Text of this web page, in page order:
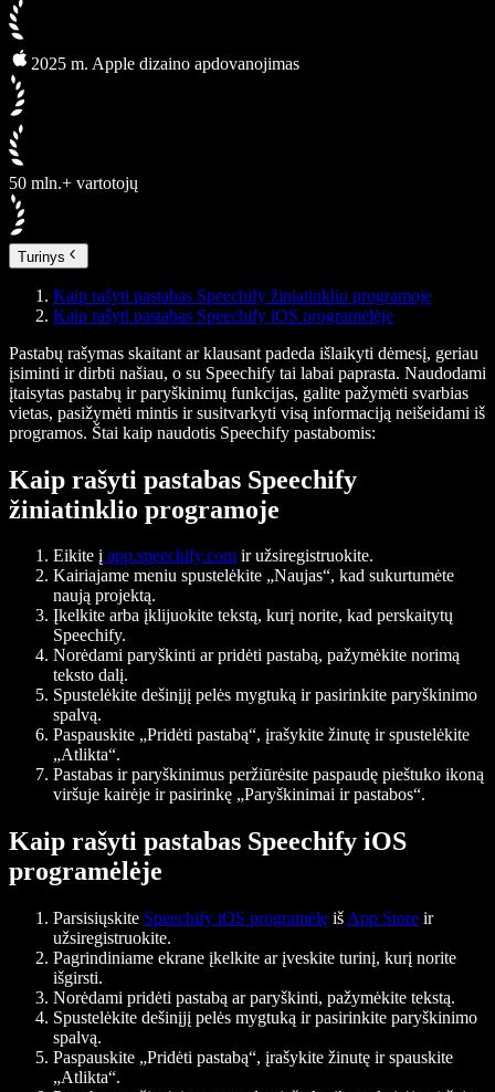
2025 m. Apple dizaino apdovanojimas
50 mln.+ vartotojų
Turinys
Kaip rašyti pastabas Speechify žiniatinklio programoje
Kaip rašyti pastabas Speechify iOS programėlėje
Pastabų rašymas skaitant ar klausant padeda išlaikyti dėmesį, geriau
įsiminti ir dirbti našiau, o su Speechify tai labai paprasta. Naudodami
įtaisytas pastabų ir paryškinimų funkcijas, galite pažymėti svarbias
vietas, pasižymėti mintis ir susitvarkyti visą informaciją neišeidami iš
programos. Štai kaip naudotis Speechify pastabomis:
Kaip rašyti pastabas Speechify
žiniatinklio programoje
Eikite į app.speechify.com ir užsiregistruokite.
Kairiajame meniu spustelėkite „Naujas“, kad sukurtumėte
naują projektą.
Įkelkite arba įklijuokite tekstą, kurį norite, kad perskaitytų
Speechify.
Norėdami paryškinti ar pridėti pastabą, pažymėkite norimą
teksto dalį.
Spustelėkite dešinįjį pelės mygtuką ir pasirinkite paryškinimo
spalvą.
Paspauskite „Pridėti pastabą“, įrašykite žinutę ir spustelėkite
„Atlikta“.
Pastabas ir paryškinimus peržiūrėsite paspaudę pieštuko ikoną
viršuje kairėje ir pasirinkę „Paryškinimai ir pastabos“.
Kaip rašyti pastabas Speechify iOS
programėlėje
Parsisiųskite Speechify iOS programėlę iš App Store ir
užsiregistruokite.
Pagrindiniame ekrane įkelkite ar įveskite turinį, kurį norite
išgirsti.
Norėdami pridėti pastabą ar paryškinti, pažymėkite tekstą.
Spustelėkite dešinįjį pelės mygtuką ir pasirinkite paryškinimo
spalvą.
Paspauskite „Pridėti pastabą“, įrašykite žinutę ir spauskite
„Atlikta“.